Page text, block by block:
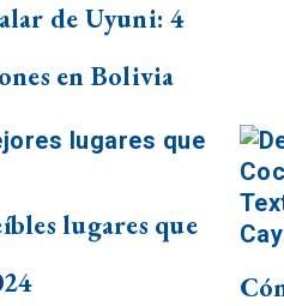
de Uyuni: 4
en Bolivia
lugares que